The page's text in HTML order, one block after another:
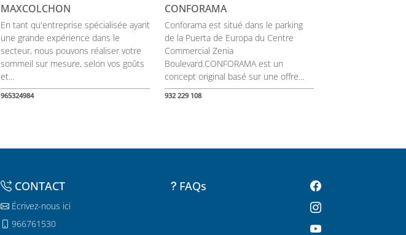
MAXCOLCHON
En tant qu'entreprise spécialisée ayant
une grande expérience dans le
secteur, nous pouvons réaliser votre
sommeil sur mesure, selon vos goûts
et...
965324984
CONFORAMA
Conforama est situé dans le parking
de la Puerta de Europa du Centre
Commercial Zenia
Boulevard.CONFORAMA est un
concept original basé sur une offre...
932 229 108
CONTACT
Écrivez-nous ici
966761530
FAQs